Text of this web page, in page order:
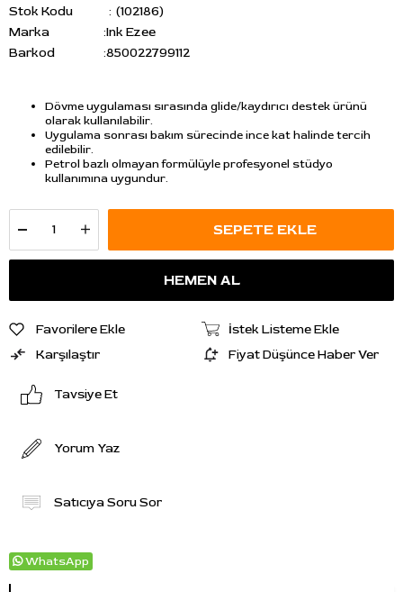
Stok Kodu
(102186)
Marka
:Ink Ezee
Barkod
:850022799112
Dövme uygulaması sırasında glide/kaydırıcı destek ürünü
olarak kullanılabilir.
Uygulama sonrası bakım sürecinde ince kat halinde tercih
edilebilir.
Petrol bazlı olmayan formülüyle profesyonel stüdyo
kullanımına uygundur.
Favorilere Ekle
İstek Listeme Ekle
Karşılaştır
Fiyat Düşünce Haber Ver
Tavsiye Et
Yorum Yaz
Satıcıya Soru Sor
WhatsApp